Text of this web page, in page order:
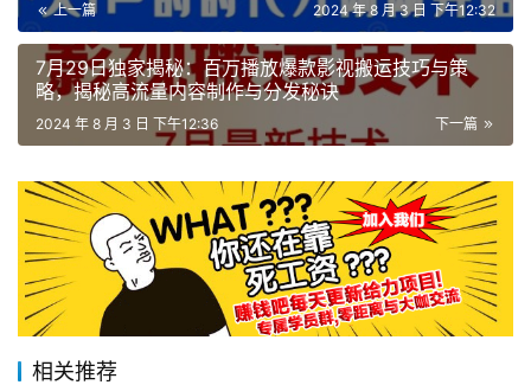
上一篇 2024 年 8 月 3 日 下午12:32
7月29日独家揭秘：百万播放爆款影视搬运技巧与策
略，揭秘高流量内容制作与分发秘诀
下一篇
2024 年 8 月 3 日 下午12:36
相关推荐